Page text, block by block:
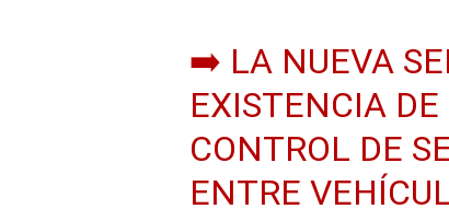
➡️ LA NUEVA
EXISTENCIA
CONTROL DE
ENTRE